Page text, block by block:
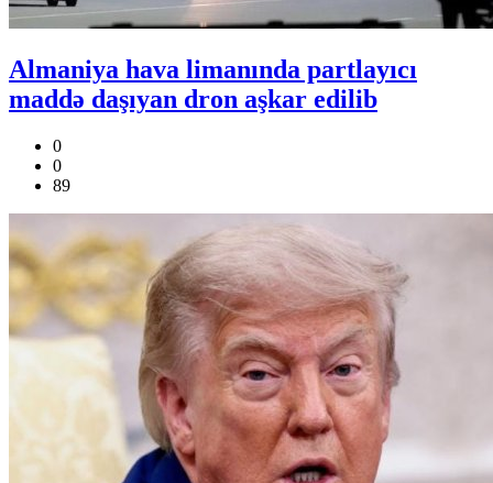
Almaniya hava limanında partlayıcı
maddə daşıyan dron aşkar edilib
0
0
89